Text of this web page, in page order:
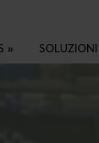
SOLUZIONI